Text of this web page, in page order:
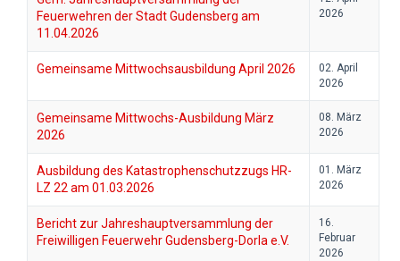
Feuerwehren der Stadt Gudensberg am
11.04.2026
2026
Gemeinsame Mittwochsausbildung April 2026
02. April
2026
Gemeinsame Mittwochs-Ausbildung März
2026
08. März
2026
Ausbildung des Katastrophenschutzzugs HR-
LZ 22 am 01.03.2026
01. März
2026
Bericht zur Jahreshauptversammlung der
Freiwilligen Feuerwehr Gudensberg-Dorla e.V.
16.
Februar
2026